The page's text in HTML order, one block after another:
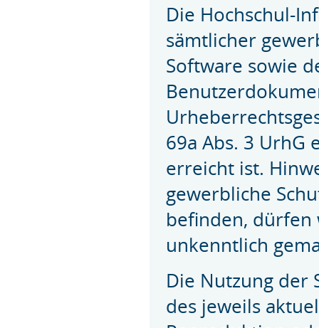
Die Hochschul-
sämtlicher
Software sowie
69a Abs. 3
erreicht ist.
gewerbliche
befinden, dürfen
unkenntlich
Die Nutzung der
des jeweils